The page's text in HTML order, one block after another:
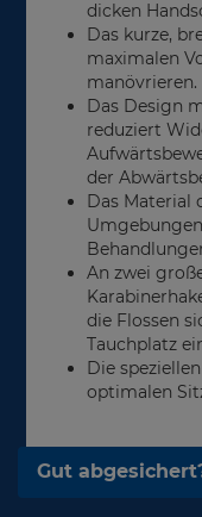
dicken
Das kurze,
maximalen
manövrieren.
Das Design
reduziert
der
Das Material
An zwei
die Flossen
Tauchplatz
Die
optimalen
Gut